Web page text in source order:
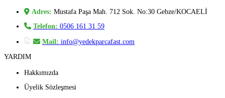
Adres: Mustafa Paşa Mah. 712 Sok. No:30 Gebze/KOCAELİ
Telefon: 0506 161 31 59
Mail: info@yedekparcafast.com
YARDIM
Hakkımızda
Üyelik Sözleşmesi